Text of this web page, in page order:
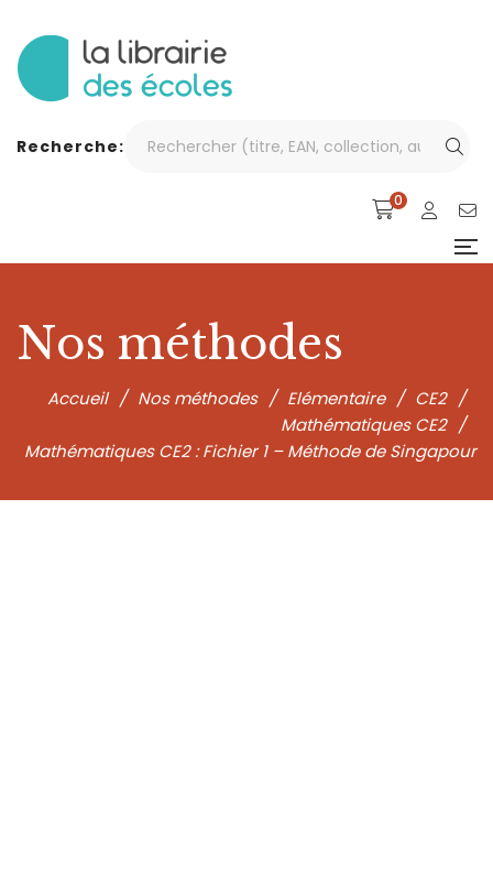
Recherche:
0
Nos méthodes
Accueil / Nos méthodes / Elémentaire / CE2 /
Mathématiques CE2 /
Mathématiques CE2 : Fichier 1 – Méthode de Singapour